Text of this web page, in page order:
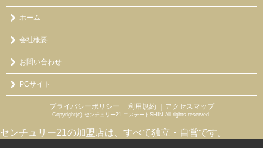
ホーム
会社概要
お問い合わせ
PCサイト
プライバシーポリシー ｜ 利用規約 ｜アクセスマップ
Copyright(c) センチュリー21 エステートSHIN All rights reserved.
センチュリー21の加盟店は、すべて独立・自営です。